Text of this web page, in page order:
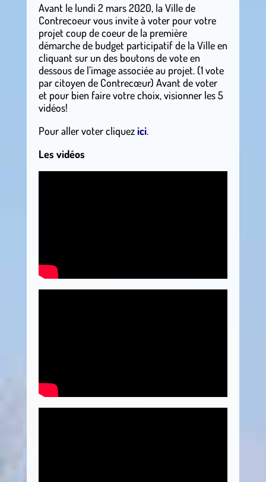
Avant le lundi 2 mars 2020, la Ville de
Contrecoeur vous invite à voter pour votre
projet coup de coeur de la première
démarche de budget participatif de la Ville en
cliquant sur un des boutons de vote en
dessous de l’image associée au projet. (1 vote
par citoyen de Contrecœur) Avant de voter
et pour bien faire votre choix, visionner les 5
vidéos!
Pour aller voter cliquezici.
Les vidéos